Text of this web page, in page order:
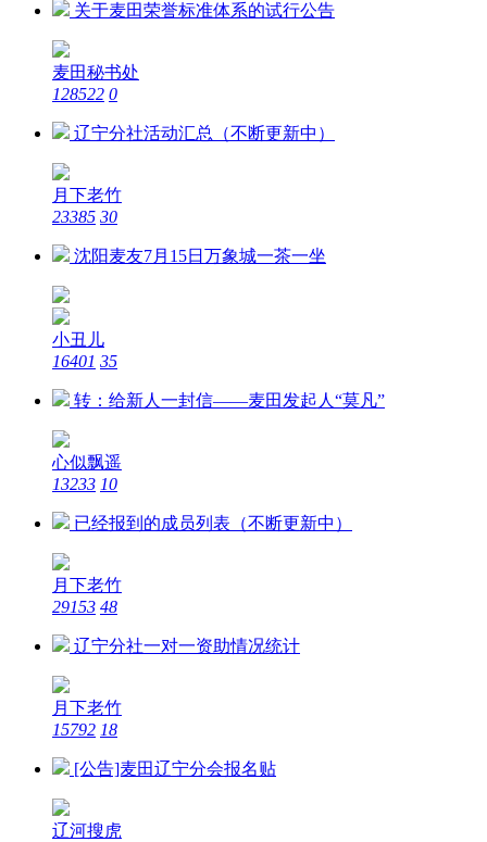
关于麦田荣誉标准体系的试行公告
麦田秘书处
128522 0
辽宁分社活动汇总（不断更新中）
月下老竹
23385 30
沈阳麦友7月15日万象城一茶一坐
小丑儿
16401 35
转：给新人一封信——麦田发起人“莫凡”
心似飘遥
13233 10
已经报到的成员列表（不断更新中）
月下老竹
29153 48
辽宁分社一对一资助情况统计
月下老竹
15792 18
[公告]麦田辽宁分会报名贴
辽河搜虎